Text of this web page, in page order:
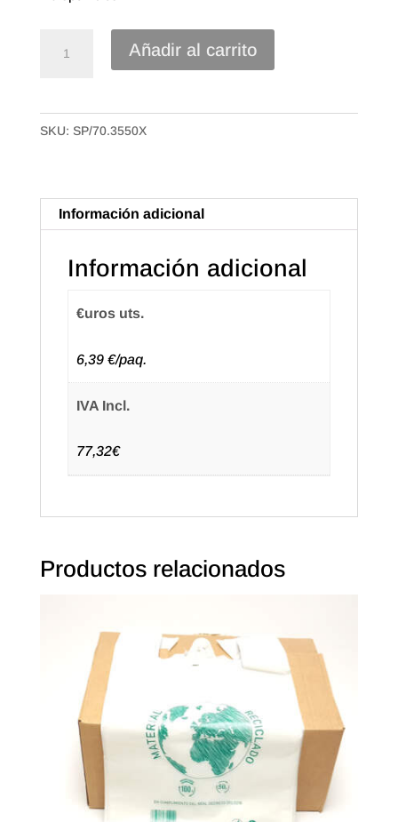
Plástico
70%
35x50
50mc.
Paquete
cantidad
Añadir al carrito
SKU: SP/70.3550X
Información adicional
Información adicional
€uros uts.
6,39 €/paq.
IVA Incl.
77,32€
Productos relacionados